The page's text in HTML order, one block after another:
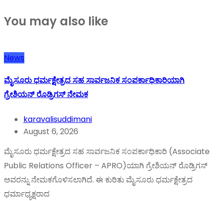
You may also like
News
ಮೈಸೂರು ಧರ್ಮಕ್ಷೇತ್ರದ ಸಹ ಸಾರ್ವಜನಿಕ ಸಂಪರ್ಕಾಧಿಕಾರಿಯಾಗಿ
ಗ್ರೇಶಿಯನ್ ರೊಡ್ರಿಗಸ್ ನೇಮಕ
karavalisuddimani
August 6, 2026
ಮೈಸೂರು ಧರ್ಮಕ್ಷೇತ್ರದ ಸಹ ಸಾರ್ವಜನಿಕ ಸಂಪರ್ಕಾಧಿಕಾರಿ (Associate
Public Relations Officer – APRO)ಯಾಗಿ ಗ್ರೇಶಿಯನ್ ರೊಡ್ರಿಗಸ್
ಅವರನ್ನು ನೇಮಕಗೊಳಿಸಲಾಗಿದೆ. ಈ ಕುರಿತು ಮೈಸೂರು ಧರ್ಮಕ್ಷೇತ್ರದ
ಧರ್ಮಾಧ್ಯಕ್ಷರಾದ